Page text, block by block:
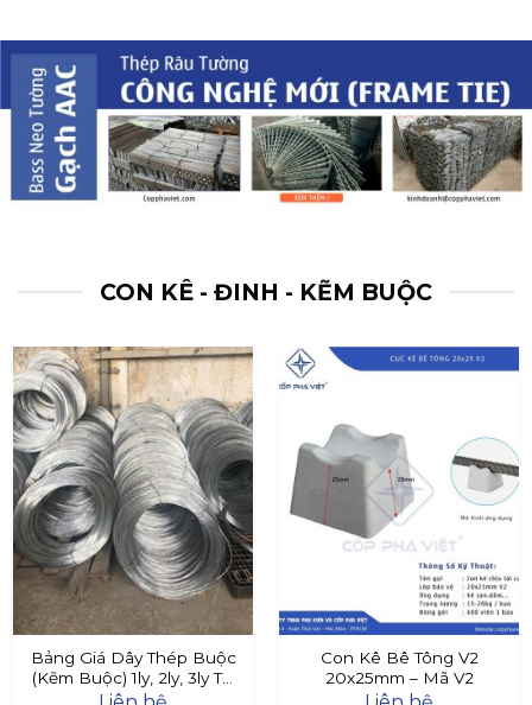
CON KÊ - ĐINH - KẼM BUỘC
Bảng Giá Dây Thép Buộc
(Kẽm Buộc) 1ly, 2ly, 3ly Tại
Đây
Con Kê Bê Tông V2
20x25mm – Mã V2